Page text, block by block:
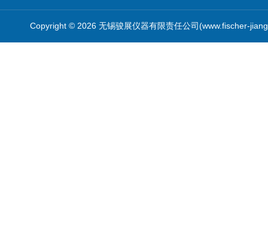
Copyright © 2026 无锡骏展仪器有限责任公司(www.fischer-